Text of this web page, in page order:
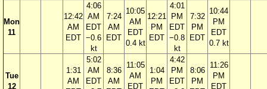
Mon
11
12:42
AM
EDT
4:06
AM
EDT
−0.6
kt
7:24
AM
EDT
10:05
AM
EDT
0.4 kt
12:21
PM
EDT
4:01
PM
EDT
−0.8
kt
7:32
PM
EDT
10:44
PM
EDT
0.7 kt
Tue
12
1:31
AM
5:02
AM
EDT
8:36
AM
11:05
AM
EDT
1:04
PM
4:42
PM
EDT
8:06
PM
11:26
PM
EDT